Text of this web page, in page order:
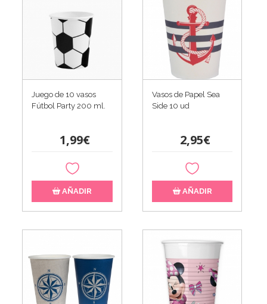
Juego de 10 vasos
Fútbol Party 200 ml.
1,99€
AÑADIR
Vasos de Papel Sea
Side 10 ud
2,95€
AÑADIR